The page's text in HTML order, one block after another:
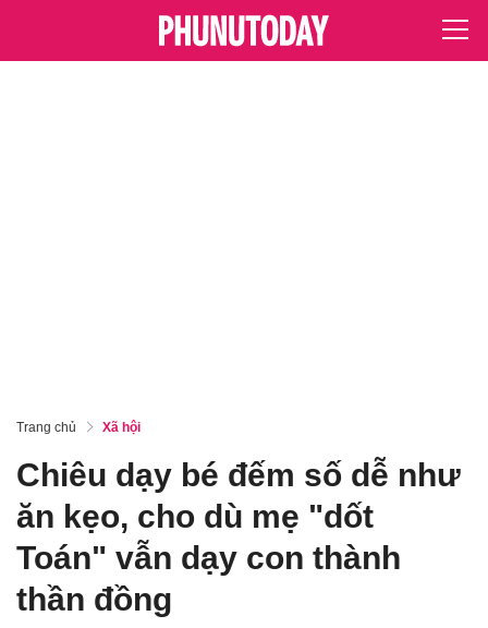
Trang chủ Xã hội
Chiêu dạy bé đếm số dễ như
ăn kẹo, cho dù mẹ "dốt
Toán" vẫn dạy con thành
thần đồng